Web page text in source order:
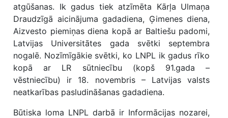
atgūšanas. Ik gadus tiek atzīmēta Kārļa Ulmaņa
Draudzīgā aicinājuma gadadiena, Ģimenes diena,
Aizvesto piemiņas diena kopā ar Baltiešu padomi,
Latvijas Universitātes gada svētki septembra
nogalē. Nozīmīgākie svētki, ko LNPL ik gadus rīko
kopā ar LR sūtniecību (kopš 91.gada –
vēstniecību) ir 18. novembris – Latvijas valsts
neatkarības pasludināšanas gadadiena.
Būtiska loma LNPL darbā ir Informācijas nozarei,